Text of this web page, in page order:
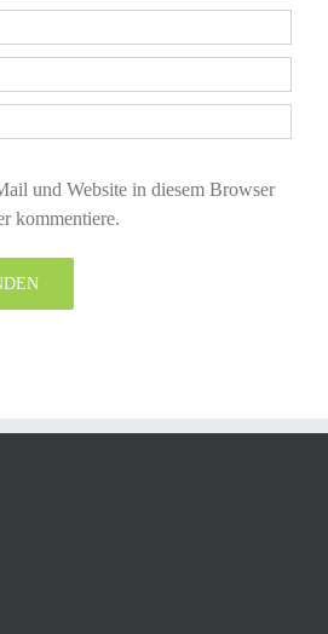
und Website in diesem Browser
kommentiere.